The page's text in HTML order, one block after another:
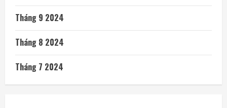
Tháng 9 2024
Tháng 8 2024
Tháng 7 2024